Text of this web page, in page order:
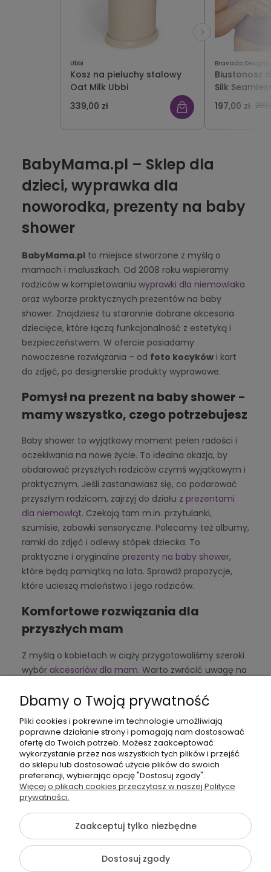
Ubbi
Kosz na pieluchy stalowy
Oat Milk Ubbi
339,00 zł
Bravado Designs
Biustonosz
Silk
Bravado
197,00 zł
BabyMama.pl – Sklep dla
dzieci, wyprawka dla
noworodka, prezenty na baby
shower
BabyMama.plto miejsce stworzone z myślą o
mamach i maluszkach. Od 2008 roku wspieramy
rodziców w kompletowaniu wyprawki dla niemowlaka
oraz wyborze praktycznych prezentów na baby
shower. Znajdziesz tu starannie dobrane akcesoria
dziecięce, które łączą funkcjonalność z estetyką i
bezpieczeństwem. W ofercie posiadamy
nowoczesne rozwiązania – od foto kocykówi kart
do zdjęć, po designerskie produkty wyprawowe.
Pomysł na prezent na baby shower -
mamy wszystko, czego potrzebujesz
Baby shower to wyjątkowy moment pełen radości i
oczekiwania na nowe życie. To idealna okazja, by
obdarować przyszłych rodziców czymś wyjątkowym i
praktycznym. Jeśli zastanawiasz się, co podarować
przyszłym rodzicom, zajrzyj do działu z prezentami
dla niemowląt. Czekają tam m.in. przytulanki,
szumisie, zabawki sensoryczne. Polecamy też albumy,
ramki do zdjęć i odlewy stópek dziecka. To
praktyczne i oryginalne prezenty na baby shower,
które będą pamiątką na lata. Sprawdź propozycje,
które ucieszą maleństwo i jego rodziców.
Komfortowe rozwiązania dla
przyszłych mam
Z myślą o kobietach w ciąży przygotowaliśmy szeroki
wybór akcesoriów dla mam. Warto zwrócić uwagę na
ciążowe czy bieliznę dla mam. Każdy z tych
elementów zapewnia komfort, bezpieczeństwo i styl
w ciąży.
Biustonosze do karmienia – wygoda
na co dzień
Wygodne karmienie piersią to kluczowy element.
Dlatego proponujemy szeroką gamębiustonoszy do
zaprojektowanych specjalnie dla mam.
Oddychające materiały, praktyczne zapięcia i modne
wzory – wszystko po to, by każda kobieta czuła się
swobodnie i stylowo.
Dbamy o Twoją prywatność
Pliki cookies i pokrewne im technologie umożliwiają
poprawne działanie strony i pomagają nam dostosować
ofertę do Twoich potrzeb. Możesz zaakceptować
wykorzystanie przez nas wszystkich tych plików i przejść
do sklepu lub dostosować użycie plików do swoich
preferencji, wybierając opcję "Dostosuj zgody".
Więcej o plikach cookies przeczytasz w naszej Polityce
prywatności.
Zaakceptuj tylko niezbędne
Dostosuj zgody